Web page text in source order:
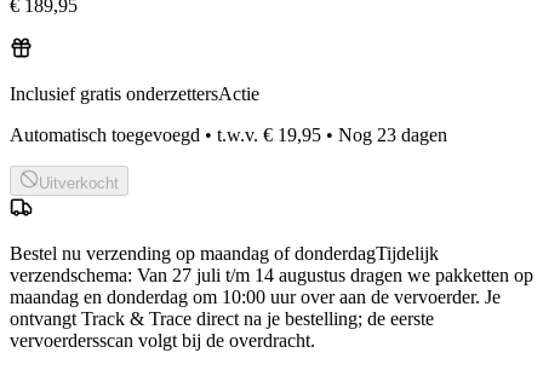
€ 189,95
Inclusief gratis onderzettersActie
Automatisch toegevoegd • t.w.v. € 19,95 • Nog 23 dagen
Uitverkocht
Bestel nu verzending op maandag of donderdagTijdelijk
verzendschema: Van 27 juli t/m 14 augustus dragen we pakketten op
maandag en donderdag om 10:00 uur over aan de vervoerder. Je
ontvangt Track & Trace direct na je bestelling; de eerste
vervoerdersscan volgt bij de overdracht.